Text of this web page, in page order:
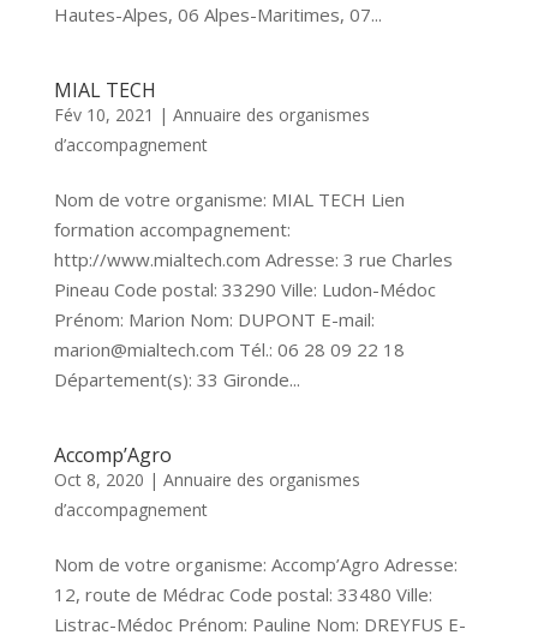
Hautes-Alpes, 06 Alpes-Maritimes, 07...
MIAL TECH
Fév 10, 2021 | Annuaire des organismes
d’accompagnement
Nom de votre organisme: MIAL TECH Lien
formation accompagnement:
http://www.mialtech.com Adresse: 3 rue Charles
Pineau Code postal: 33290 Ville: Ludon-Médoc
Prénom: Marion Nom: DUPONT E-mail:
marion@mialtech.com Tél.: 06 28 09 22 18
Département(s): 33 Gironde...
Accomp’Agro
Oct 8, 2020 | Annuaire des organismes
d’accompagnement
Nom de votre organisme: Accomp’Agro Adresse:
12, route de Médrac Code postal: 33480 Ville:
Listrac-Médoc Prénom: Pauline Nom: DREYFUS E-